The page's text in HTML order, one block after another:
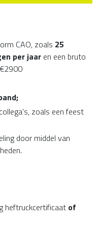
CAO, zoals 25
per jaar en een bruto
zoals een feest
door middel van
heftruckcertificaat of